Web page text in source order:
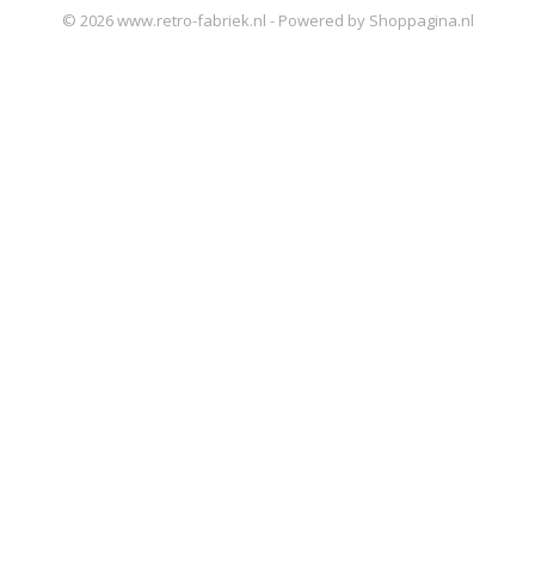
© 2026 www.retro-fabriek.nl - Powered by Shoppagina.nl